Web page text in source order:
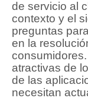
de servicio al
contexto y el
preguntas
en la
consumidores.
atractivas de
de las
necesitan